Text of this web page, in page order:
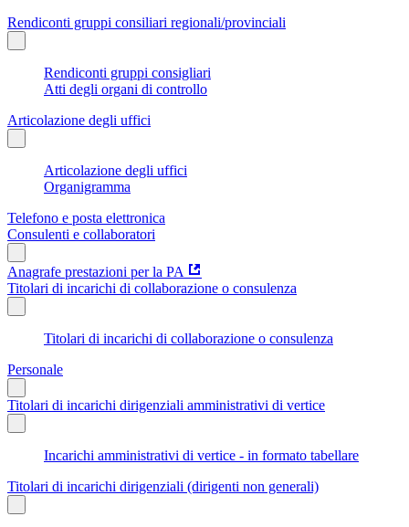
Rendiconti gruppi consiliari regionali/provinciali
Rendiconti gruppi consigliari
Atti degli organi di controllo
Articolazione degli uffici
Articolazione degli uffici
Organigramma
Telefono e posta elettronica
Consulenti e collaboratori
Anagrafe prestazioni per la PA
Titolari di incarichi di collaborazione o consulenza
Titolari di incarichi di collaborazione o consulenza
Personale
Titolari di incarichi dirigenziali amministrativi di vertice
Incarichi amministrativi di vertice - in formato tabellare
Titolari di incarichi dirigenziali (dirigenti non generali)